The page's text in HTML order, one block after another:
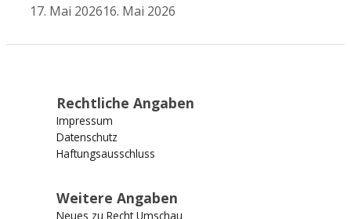
17. Mai 202616. Mai 2026
Rechtliche Angaben
Impressum
Datenschutz
Haftungsausschluss
Weitere Angaben
Neues zu Recht Umschau